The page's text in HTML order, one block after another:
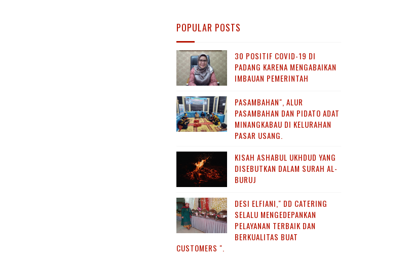
POPULAR POSTS
30 POSITIF COVID-19 DI
PADANG KARENA MENGABAIKAN
IMBAUAN PEMERINTAH
PASAMBAHAN", ALUR
PASAMBAHAN DAN PIDATO ADAT
MINANGKABAU DI KELURAHAN
PASAR USANG.
KISAH ASHABUL UKHDUD YANG
DISEBUTKAN DALAM SURAH AL-
BURUJ
DESI ELFIANI," DD CATERING
SELALU MENGEDEPANKAN
PELAYANAN TERBAIK DAN
BERKUALITAS BUAT
CUSTOMERS ".